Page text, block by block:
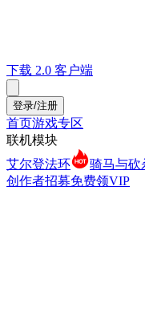
下载 2.0 客户端
登录/注册
首页游戏专区
联机模块
艾尔登法环
骑马与砍
创作者招募免费领VIP